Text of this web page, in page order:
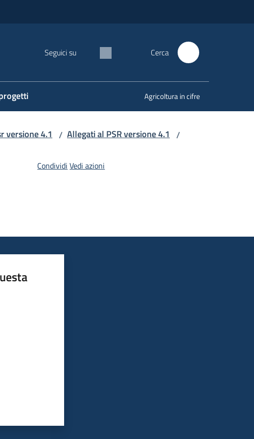
Seguici su Cerca
Agricoltura in cifre
versione 4.1 / Allegati al PSR versione 4.1 /
Condividi Vedi azioni